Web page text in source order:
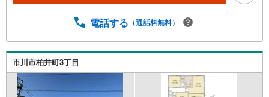
電話する （通話料無料）
市川市柏井町3丁目